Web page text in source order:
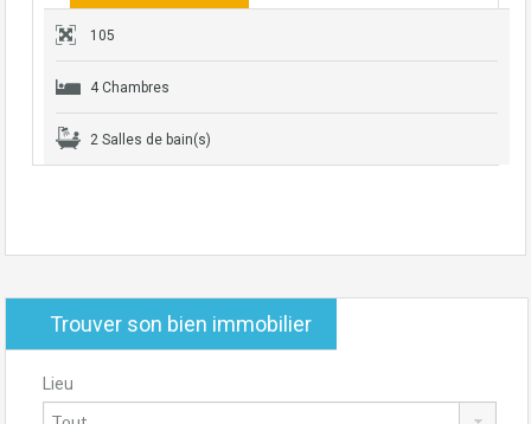
105
4 Chambres
2 Salles de bain(s)
Trouver son bien immobilier
Lieu